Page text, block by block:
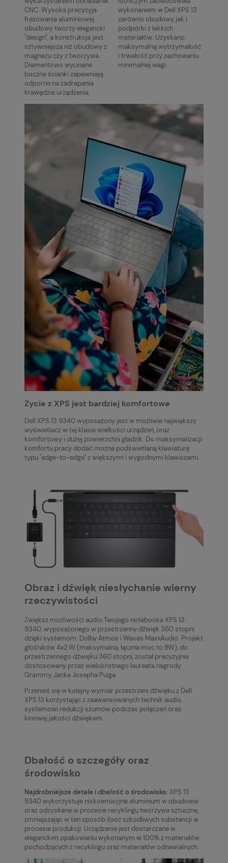
CNC. Wysoka precyzyja
frezowania aluminiowej
obudowy tworzy elegancki
"design", a konstrukcja jest
sztywniejsza niż obudowy z
magnezu czy z tworzywa.
Diamentowo wycinane
boczne ścianki zapewniają
odporne na zadrapania
krawędzie urządzenia.
wykonaniem w Dell XPS 13
zarówno obudowy jak i
podpórki z lekkich
materiałów. Uzyskano
maksymalną wytrzymałość
i trwałość przy zachowaniu
minimalnej wagi.
Życie z XPS jest bardziej komfortowe
Dell XPS 13 9340 wyposażony jest w możliwie największy
wyświetlacz w tej klasie wielkości urządzeń, oraz
komfortowy i dużej powierzchni gładzik. Do maksymalizacji
komfortu pracy dodać można podświetlaną klawiaturę
typu "edge-to-edge" z większymi i wygodnymi klawiszami.
Obraz i dźwięk niesłychanie wierny
rzeczywistości
Zwiększ możliwości audio Twojego notebooka XPS 13
9340, wyposażonego w przestrzenny dźwięk 360 stopni
dzięki systemom: Dolby Atmos i Waves MaxxAudio. Projekt
głośników 4x2 W (maksymalna, łączna moc to 8W), do
przestrzennego dźwięku 360 stopni, został precyzyjnie
dostosowany przez wielokrotnego laureata nagrody
Grammy, Jacka Josepha Puiga.
Przenieś się w kolejny wymiar przestrzeni dźwięku z Dell
XPS 13 korzystając z zaawansowanych technik audio,
systemowi redukcji szumów podczas połączeń oraz
kinowej jakości dźwiękem.
Dbałość o szczegóły oraz
środowisko
Najdrobniejsze detale i dbałość o środowisko: XPS 13
9340 wykorzystuje niskoemisyjne aluminium w obudowie
oraz odzyskane w procesie recyklingu tworzywa sztuczne,
zmniejszając w ten sposób ilość szkodliwych substancji w
procesie produkcji. Urządzenie jest dostarczane w
eleganckim opakowaniu wykonanym w 100% z materiałów
pochodzących z recyklingu oraz materiałów odnawialnych.